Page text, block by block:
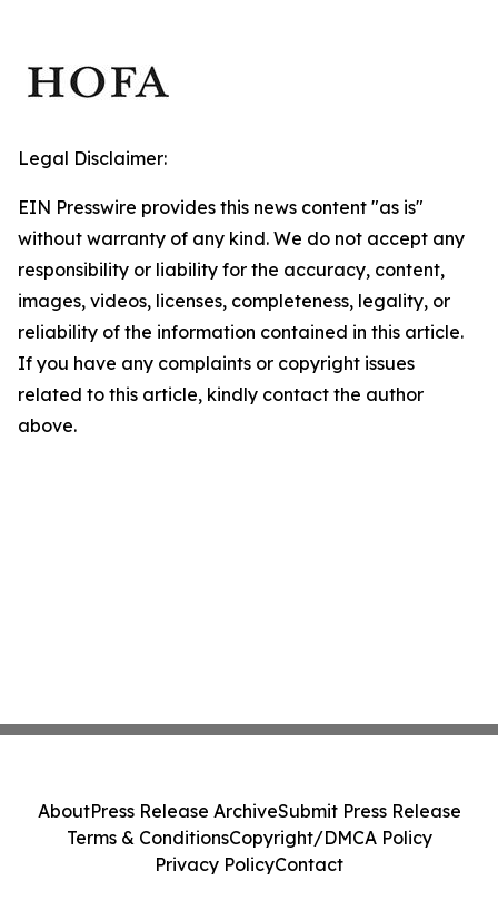
Legal Disclaimer:
EIN Presswire provides this news content "as is"
without warranty of any kind. We do not accept any
responsibility or liability for the accuracy, content,
images, videos, licenses, completeness, legality, or
reliability of the information contained in this article.
If you have any complaints or copyright issues
related to this article, kindly contact the author
above.
AboutPress Release ArchiveSubmit Press Release
Terms & ConditionsCopyright/DMCA Policy
Privacy PolicyContact